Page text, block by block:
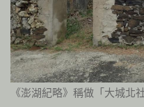
《澎湖紀略》稱做「大城北